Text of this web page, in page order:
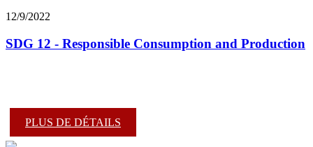
12/9/2022
SDG 12 - Responsible Consumption and Production
PLUS DE DÉTAILS